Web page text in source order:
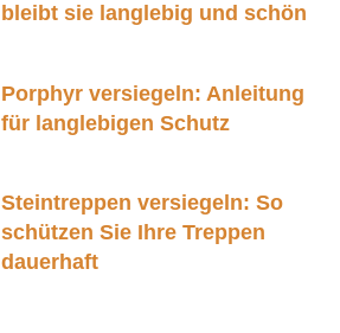
bleibt sie langlebig und schön
Porphyr versiegeln: Anleitung
für langlebigen Schutz
Steintreppen versiegeln: So
schützen Sie Ihre Treppen
dauerhaft